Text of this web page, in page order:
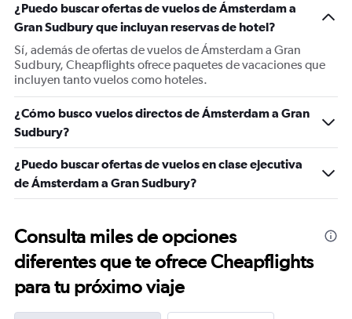
¿Puedo buscar ofertas de vuelos de Ámsterdam a
Gran Sudbury que incluyan reservas de hotel?
Sí, además de ofertas de vuelos de Ámsterdam a Gran
Sudbury, Cheapflights ofrece paquetes de vacaciones que
incluyen tanto vuelos como hoteles.
¿Cómo busco vuelos directos de Ámsterdam a Gran
Sudbury?
¿Puedo buscar ofertas de vuelos en clase ejecutiva
de Ámsterdam a Gran Sudbury?
Consulta miles de opciones
diferentes que te ofrece Cheapflights
para tu próximo viaje